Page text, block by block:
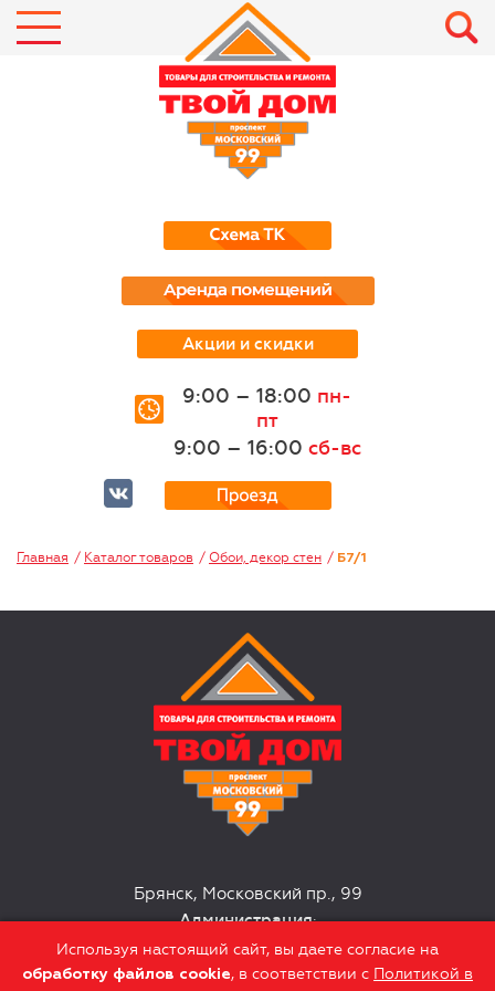
Акции и скидки
9:00 – 18:00 пн-
пт
9:00 – 16:00 сб-вс
Главная Каталог товаров Обои, декор стен Б7/1
Брянск, Московский пр., 99
Администрация:
+7 (4832) 63-10-51
Используя настоящий сайт, вы даете согласие на
обработку файлов сookie, в соответствии с Политикой в